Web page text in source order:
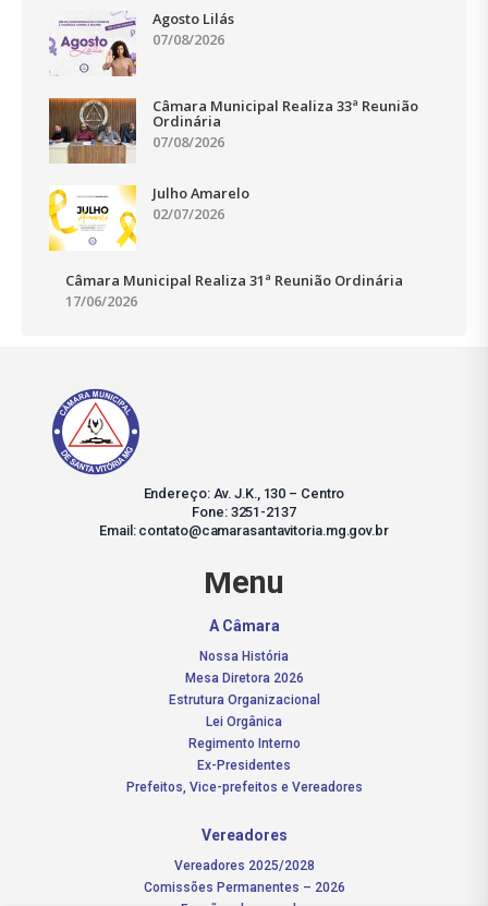
Agosto Lilás
07/08/2026
Câmara Municipal Realiza 33ª Reunião
Ordinária
07/08/2026
Julho Amarelo
02/07/2026
Câmara Municipal Realiza 31ª Reunião Ordinária
17/06/2026
Endereço: Av. J.K., 130 – Centro
Fone: 3251-2137
Email: contato@camarasantavitoria.mg.gov.br
Menu
A Câmara
Nossa História
Mesa Diretora 2026
Estrutura Organizacional
Lei Orgânica
Regimento Interno
Ex-Presidentes
Prefeitos, Vice-prefeitos e Vereadores
Vereadores
Vereadores 2025/2028
Comissões Permanentes – 2026